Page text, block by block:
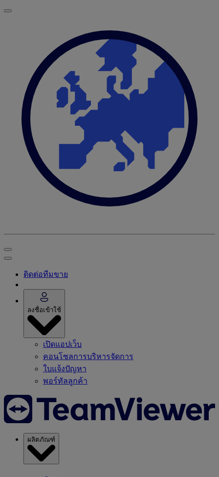
ติดต่อทีมขาย
ลงชื่อเข้าใช้
เปิดแอปเว็บ
คอนโซลการบริหารจัดการ
ใบแจ้งปัญหา
พอร์ทัลลูกค้า
ผลิตภัณฑ์